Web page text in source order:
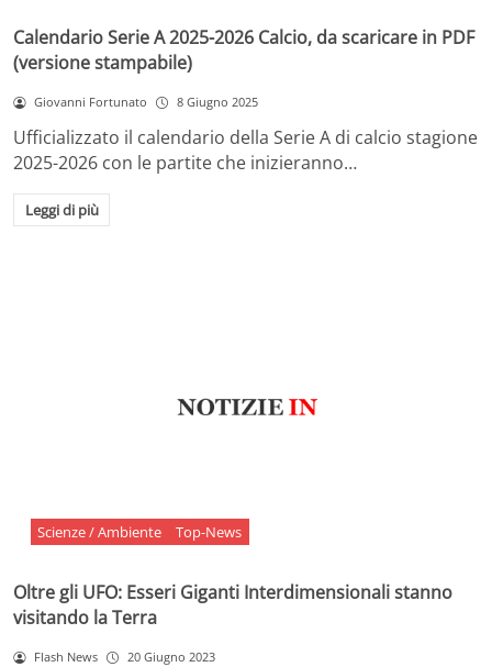
Calendario Serie A 2025-2026 Calcio, da scaricare in PDF
(versione stampabile)
Giovanni Fortunato 8 Giugno 2025
Ufficializzato il calendario della Serie A di calcio stagione
2025-2026 con le partite che inizieranno…
Leggi di più
Scienze / Ambiente Top-News
Oltre gli UFO: Esseri Giganti Interdimensionali stanno
visitando la Terra
Flash News 20 Giugno 2023